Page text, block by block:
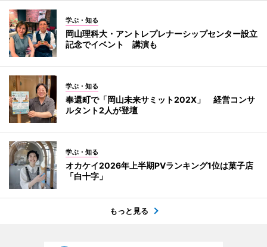
学ぶ・知る
岡山理科大・アントレプレナーシップセンター設立
記念でイベント 講演も
学ぶ・知る
奉還町で「岡山未来サミット202X」 経営コンサ
ルタント2人が登壇
学ぶ・知る
オカケイ2026年上半期PVランキング1位は菓子店
「白十字」
もっと見る